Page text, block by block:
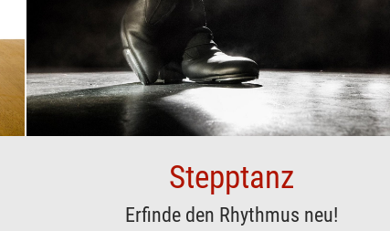
Stepptanz
Erfinde den Rhythmus neu!